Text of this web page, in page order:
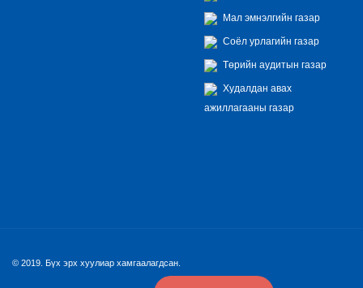
Мал эмнэлгийн газар
Соёл урлагийн газар
Төрийн аудитын газар
Худалдан авах
ажиллагааны газар
© 2019. Бүх эрх хуулиар хамгаалагдсан.